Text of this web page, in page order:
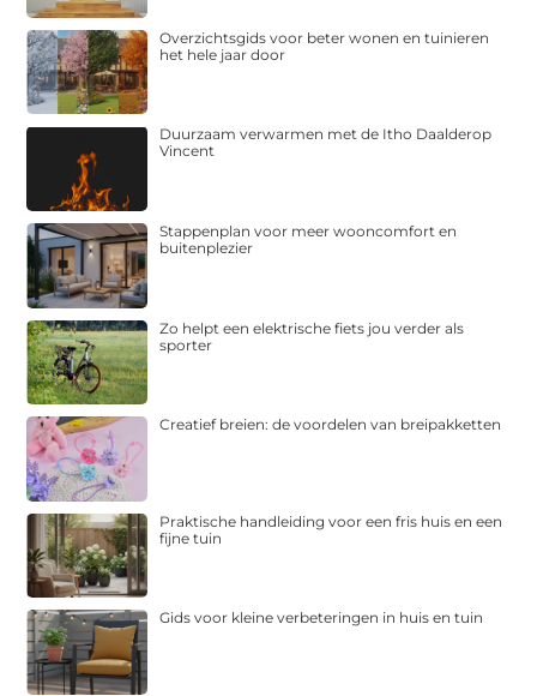
Overzichtsgids voor beter wonen en tuinieren
het hele jaar door
Duurzaam verwarmen met de Itho Daalderop
Vincent
Stappenplan voor meer wooncomfort en
buitenplezier
Zo helpt een elektrische fiets jou verder als
sporter
Creatief breien: de voordelen van breipakketten
Praktische handleiding voor een fris huis en een
fijne tuin
Gids voor kleine verbeteringen in huis en tuin